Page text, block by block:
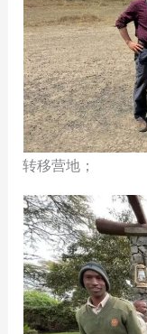
转移营地；